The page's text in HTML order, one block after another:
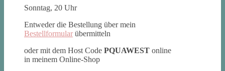
Sonntag, 20 Uhr
Entweder die Bestellung über mein
Bestellformular übermitteln
oder mit dem Host Code PQUAWEST online
in meinem Online-Shop